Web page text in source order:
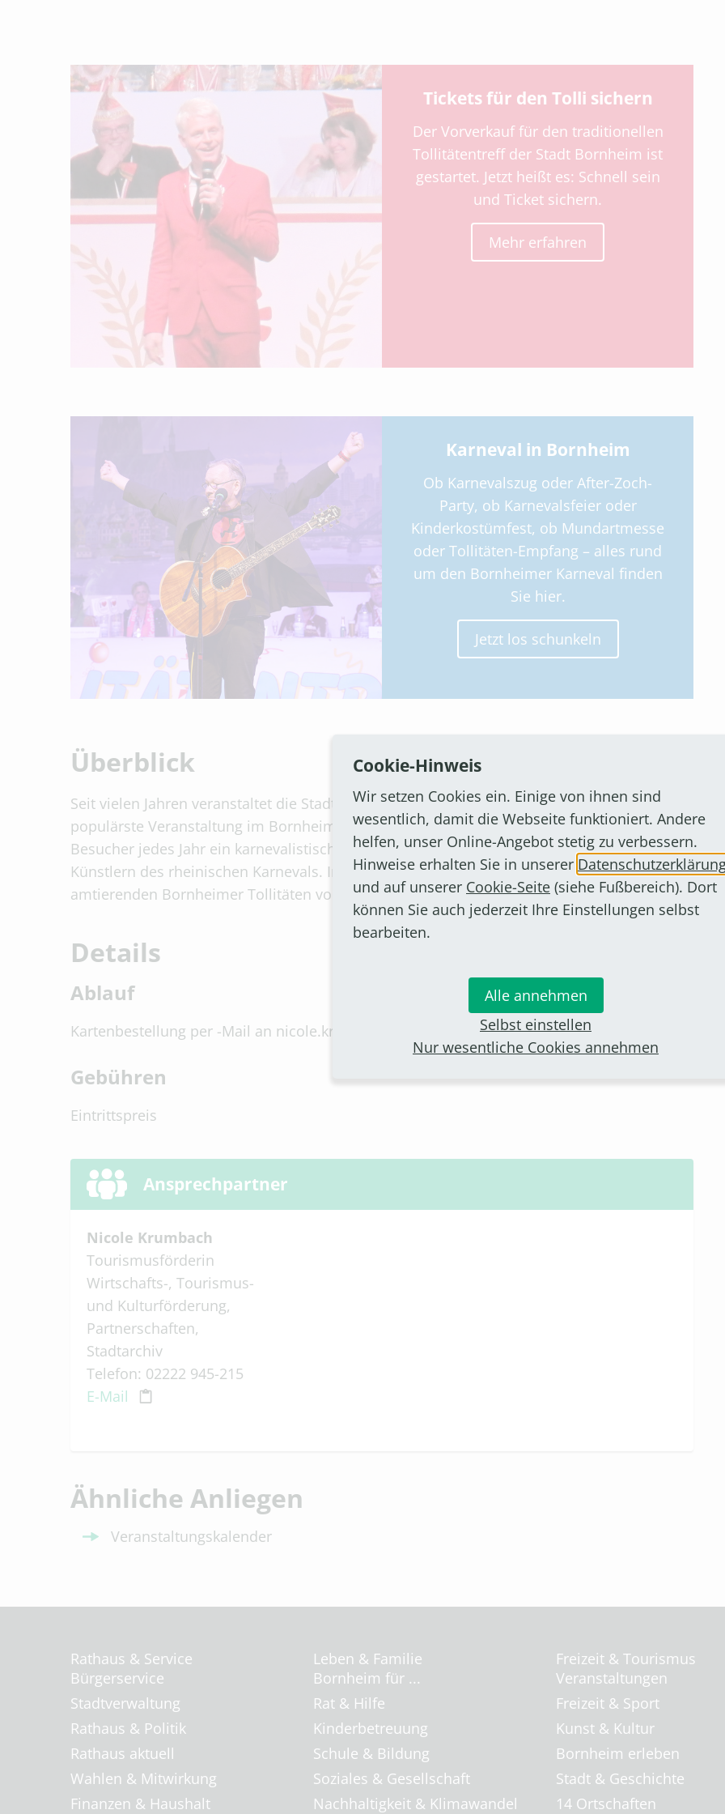
Tickets für den Tolli sichern
Der Vorverkauf für den traditionellen
Tollitätentreff der Stadt Bornheim ist
gestartet. Jetzt heißt es: Schnell sein
und Ticket sichern.
Mehr erfahren
Karneval in Bornheim
Ob Karnevalszug oder After-Zoch-
Party, ob Karnevalsfeier oder
Kinderkostümfest, ob Mundartmesse
oder Tollitäten-Empfang – alles rund
um den Bornheimer Karneval finden
Sie hier.
Jetzt los schunkeln
Überblick
Seit vielen Jahren veranstaltet die Stadt Bornheim den Tollitätentreff, die größte und
populärste Veranstaltung im Bornheimer Karneval. In der Rheinhalle in Hersel erwartet die
Besucher jedes Jahr ein karnevalistisches Sitzungsprogramm mit vielen bekannten
Künstlern des rheinischen Karnevals. Im Rahmen des Sitzungsprogramms werden die
amtierenden Bornheimer Tollitäten vorgestellt.
Details
Ablauf
Kartenbestellung per -Mail an nicole.krumbach@stadt-bornheim.de
Gebühren
Eintrittspreis
Ansprechpartner
Nicole Krumbach
Tourismusförderin
Wirtschafts-, Tourismus-
und Kulturförderung,
Partnerschaften,
Stadtarchiv
Telefon: 02222 945-215
E-Mail
Ähnliche Anliegen
Veranstaltungskalender
Rathaus & Service
Bürgerservice
Stadtverwaltung
Rathaus & Politik
Rathaus aktuell
Wahlen & Mitwirkung
Finanzen & Haushalt
Leben & Familie
Bornheim für ...
Rat & Hilfe
Kinderbetreuung
Schule & Bildung
Soziales & Gesellschaft
Nachhaltigkeit & Klimawandel
Freizeit & Tourismus
Veranstaltungen
Freizeit & Sport
Kunst & Kultur
Bornheim erleben
Stadt & Geschichte
14 Ortschaften
Cookie-Hinweis
Wir setzen Cookies ein. Einige von ihnen sind
wesentlich, damit die Webseite funktioniert. Andere
helfen, unser Online-Angebot stetig zu verbessern.
Hinweise erhalten Sie in unserer
und auf unserer Cookie-Seite (siehe Fußbereich). Dort
können Sie auch jederzeit Ihre Einstellungen selbst
bearbeiten.
Alle annehmen
Selbst einstellen
Nur wesentliche Cookies annehmen